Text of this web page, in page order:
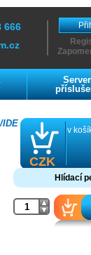
666
IDE
CZK
v
Hlídací